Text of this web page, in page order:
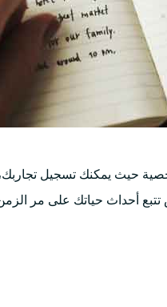
حيث يمكنك تسجيل تجاربك،